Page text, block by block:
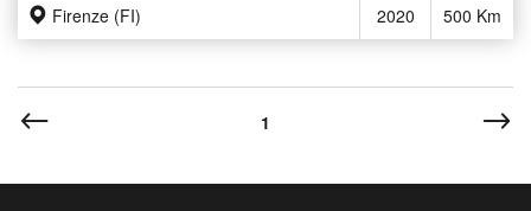
Firenze (FI) 2020 500 Km
1